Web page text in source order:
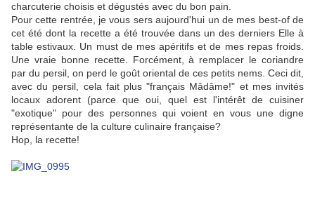
charcuterie choisis et dégustés avec du bon pain.
Pour cette rentrée, je vous sers aujourd'hui un de mes best-of de
cet été dont la recette a été trouvée dans un des derniers Elle à
table estivaux. Un must de mes apéritifs et de mes repas froids.
Une vraie bonne recette. Forcément, à remplacer le coriandre
par du persil, on perd le goût oriental de ces petits nems. Ceci dit,
avec du persil, cela fait plus "français Mâdâme!" et mes invités
locaux adorent (parce que oui, quel est l'intérêt de cuisiner
"exotique" pour des personnes qui voient en vous une digne
représentante de la culture culinaire française?
Hop, la recette!